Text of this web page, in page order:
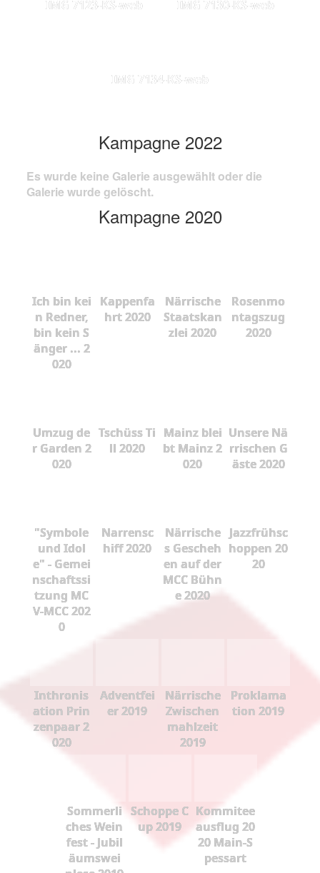
IMG 7123-KS-web IMG 7130-KS-web
IMG 7134-KS-web
Kampagne 2022
Es wurde keine Galerie ausgewählt oder die
Galerie wurde gelöscht.
Kampagne 2020
Ich bin kei
n Redner,
bin kein S
änger ... 2
020
Kappenfa
hrt 2020
Närrische
Staatskan
zlei 2020
Rosenmo
ntagszug
2020
Umzug de
r Garden 2
020
Tschüss Ti
ll 2020
Mainz blei
bt Mainz 2
020
Unsere Nä
rrischen G
äste 2020
"Symbole
und Idol
e" - Gemei
nschaftssi
tzung MC
V-MCC 202
0
Narrensc
hiff 2020
Närrische
s Gescheh
en auf der
MCC Bühn
e 2020
Jazzfrühsc
hoppen 20
20
Inthronis
ation Prin
zenpaar 2
020
Adventfei
er 2019
Närrische
Zwischen
mahlzeit
2019
Proklama
tion 2019
Sommerli
ches Wein
fest - Jubil
äumswei
Schoppe C
up 2019
Kommitee
ausflug 20
20 Main-S
pessart